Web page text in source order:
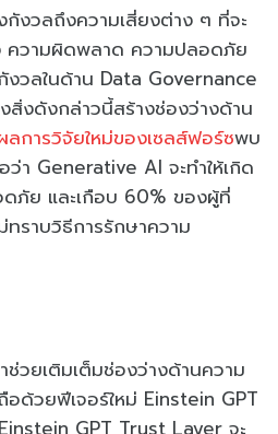
งวลถึงความเสี่ยงต่าง ๆ ที่จะ
ความผิดพลาด ความปลอดภัย
งวลในด้าน Data Governance
สิ่งดังกล่าวนี้สร้างช่องว่างด้าน
ลการวิจัยใหม่ของเซลส์ฟอร์ซพบ
า Generative AI จะทำให้เกิด
ภัย และเกือบ 60% ของผู้ที่
ทราบวิธีการรักษาความ
ช่วยเติมเต็มช่องว่างด้านความ
อด้วยฟีเจอร์ใหม่ Einstein GPT